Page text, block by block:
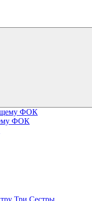
ФОК